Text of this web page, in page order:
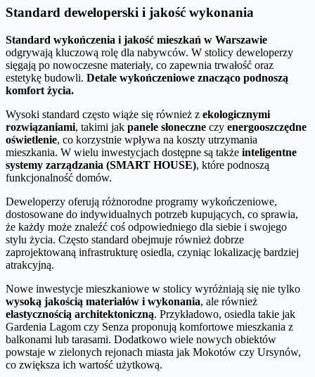
Standard deweloperski i jakość wykonania
Standard wykończenia i jakość mieszkań w Warszawie
odgrywają kluczową rolę dla nabywców. W stolicy deweloperzy
sięgają po nowoczesne materiały, co zapewnia trwałość oraz
estetykę budowli. Detale wykończeniowe znacząco podnoszą
komfort życia.
Wysoki standard często wiąże się również z ekologicznymi
rozwiązaniami, takimi jak panele słoneczne czy energooszczędne
oświetlenie, co korzystnie wpływa na koszty utrzymania
mieszkania. W wielu inwestycjach dostępne są także inteligentne
systemy zarządzania (SMART HOUSE), które podnoszą
funkcjonalność domów.
Deweloperzy oferują różnorodne programy wykończeniowe,
dostosowane do indywidualnych potrzeb kupujących, co sprawia,
że każdy może znaleźć coś odpowiedniego dla siebie i swojego
stylu życia. Często standard obejmuje również dobrze
zaprojektowaną infrastrukturę osiedla, czyniąc lokalizację bardziej
atrakcyjną.
Nowe inwestycje mieszkaniowe w stolicy wyróżniają się nie tylko
wysoką jakością materiałów i wykonania, ale również
elastycznością architektoniczną. Przykładowo, osiedla takie jak
Gardenia Lagom czy Senza proponują komfortowe mieszkania z
balkonami lub tarasami. Dodatkowo wiele nowych obiektów
powstaje w zielonych rejonach miasta jak Mokotów czy Ursynów,
co zwiększa ich wartość użytkową.